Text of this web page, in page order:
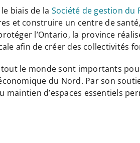
biais de la Société de gestion
et construire un centre de
l’Ontario, la province
afin de créer des collectivités
le monde sont importants
du Nord. Par son
d’espaces essentiels